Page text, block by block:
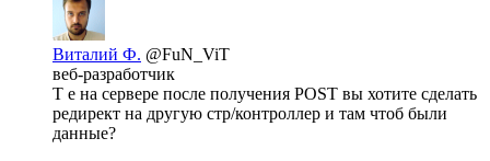
Виталий Ф. @FuN_ViT
веб-разработчик
Т е на сервере после получения POST вы хотите сделать
редирект на другую стр/контроллер и там чтоб были
данные?